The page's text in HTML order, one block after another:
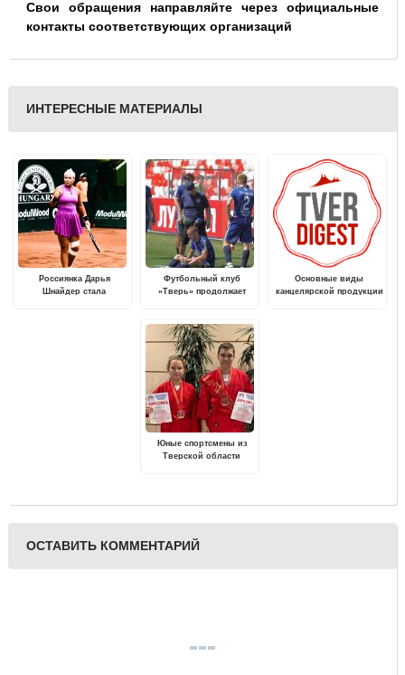
Свои обращения направляйте через официальные
контакты соответствующих организаций
ИНТЕРЕСНЫЕ МАТЕРИАЛЫ
Россиянка Дарья
Шнайдер стала
Футбольный клуб
«Тверь» продолжает
Основные виды
канцелярской продукции
Юные спортсмены из
Тверской области
ОСТАВИТЬ КОММЕНТАРИЙ